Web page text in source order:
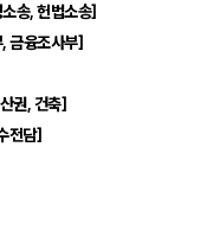
송, 헌법소송]
금융조사부]
권, 건축]
전담]